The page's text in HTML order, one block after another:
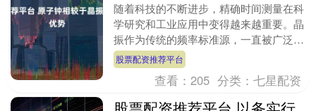
随着科技的不断进步，精确时间测量在科
学研究和工业应用中变得越来越重要。晶
振作为传统的频率标准源，一直被广泛使
用于各种电子设备中。然而，随着对时间
精度要求的日益提....
股票配资推荐平台
查看：205 分类：七星配资